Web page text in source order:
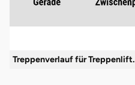
Treppenverlauf für Treppenlift.